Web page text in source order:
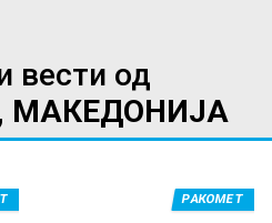
вести од
МАКЕДОНИЈА
РАКОМЕТ